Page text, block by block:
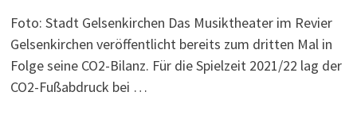
Foto: Stadt Gelsenkirchen Das Musiktheater im Revier
Gelsenkirchen veröffentlicht bereits zum dritten Mal in
Folge seine CO2-Bilanz. Für die Spielzeit 2021/22 lag der
CO2-Fußabdruck bei …